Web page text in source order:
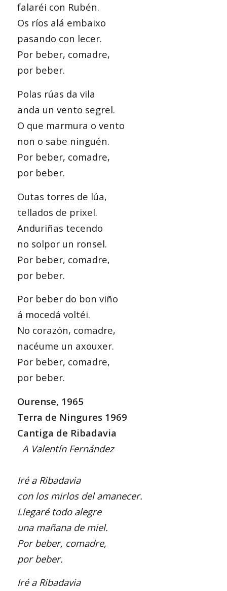
falaréi con Rubén.
Os ríos alá embaixo
pasando con lecer.
Por beber, comadre,
por beber.
Polas rúas da vila
anda un vento segrel.
O que marmura o vento
non o sabe ninguén.
Por beber, comadre,
por beber.
Outas torres de lúa,
tellados de prixel.
Anduriñas tecendo
no solpor un ronsel.
Por beber, comadre,
por beber.
Por beber do bon viño
á mocedá voltéi.
No corazón, comadre,
nacéume un axouxer.
Por beber, comadre,
por beber.
Ourense, 1965
Terra de Ningures 1969
Cantiga de Ribadavia
A Valentín Fernández
Iré a Ribadavia
con los mirlos del amanecer.
Llegaré todo alegre
una mañana de miel.
Por beber, comadre,
por beber.
Iré a Ribadavia